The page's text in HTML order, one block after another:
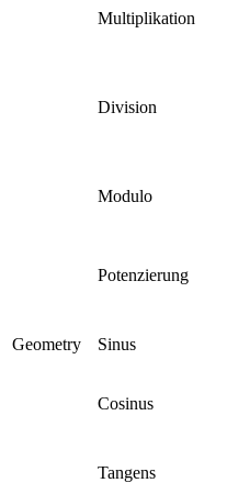
Multiplikation
Division
Modulo
Potenzierung
Geometry Sinus
Cosinus
Tangens